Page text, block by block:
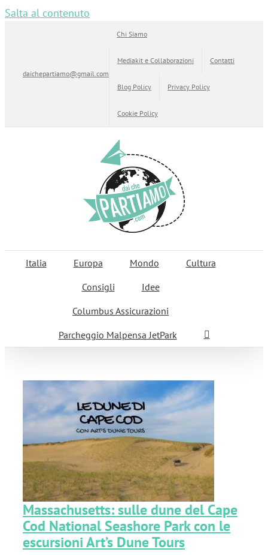
Salta al contenuto
daichepartiamo@gmail.com
Chi Siamo
Mediakit e Collaborazioni Contatti
Blog Policy Privacy Policy
Cookie Policy
Italia Europa Mondo
Cultura
Consigli
Idee
Columbus Assicurazioni
Parcheggio Malpensa JetPark
Massachusetts: sulle dune del Cape
Cod National Seashore Park con le
escursioni Art’s Dune Tours